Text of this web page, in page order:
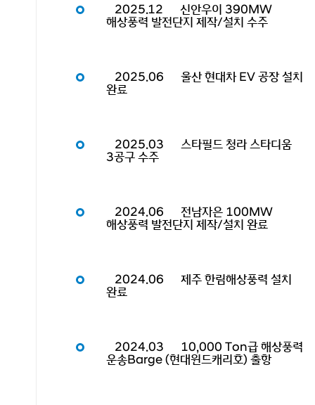
2025.12 신안우이 390MW
해상풍력 발전단지 제작/설치 수주
2025.06 울산 현대차 EV 공장 설치
완료
2025.03 스타필드 청라 스타디움
3공구 수주
2024.06 전남자은 100MW
해상풍력 발전단지 제작/설치 완료
2024.06 제주 한림해상풍력 설치
완료
2024.03 10,000 Ton급 해상풍력
운송Barge (현대윈드캐리호) 출항